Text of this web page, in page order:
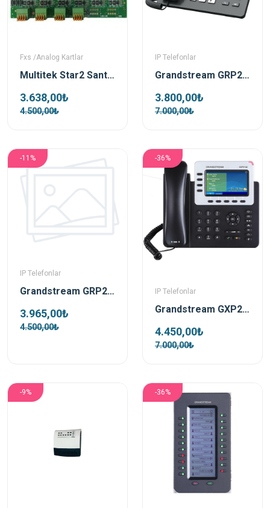
Fxs /Analog Kartlar
Multitek Star2 Santral 8 Dahili Abone Kartı
3.638,00₺
4.500,00₺
IP Telefonlar
Grandstream GRP2613 Ip Telefon
3.800,00₺
7.000,00₺
-11%
IP Telefonlar
Grandstream GRP2604(P) Poe Ip Telefon
3.965,00₺
4.500,00₺
-36%
IP Telefonlar
Grandstream GXP2140 Poe Destekli Ip Telefon
4.450,00₺
7.000,00₺
-9% -36%